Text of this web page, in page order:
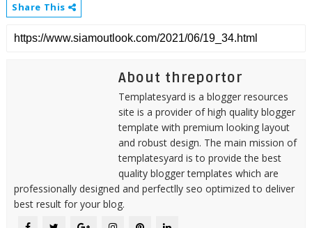
Share This
About threportor
Templatesyard is a blogger resources
site is a provider of high quality blogger
template with premium looking layout
and robust design. The main mission of
templatesyard is to provide the best
quality blogger templates which are
professionally designed and perfectlly seo optimized to deliver
best result for your blog.